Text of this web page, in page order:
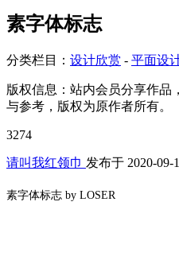
素字体标志
分类栏目： 设计欣赏 - 平面设
版权信息： 站内会员分享作品
与参考，版权为原作者所有。
3274
请叫我红领巾 发布于 2020-09-
素字体标志 by LOSER